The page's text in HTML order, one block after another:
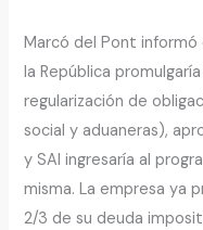
Marcó del Pont
la República
regularización de
social y aduaneras),
y SAI ingresaría al
misma. La empresa ya
2/3 de su deuda